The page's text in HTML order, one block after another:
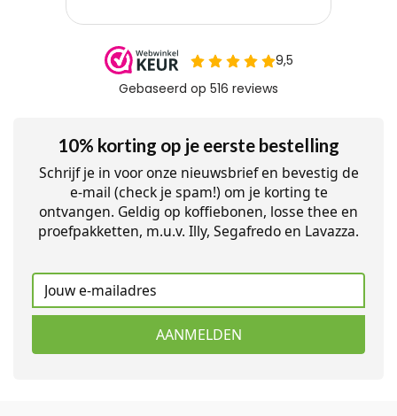
10% korting op je eerste bestelling
Schrijf je in voor onze nieuwsbrief en bevestig de
e-mail (check je spam!) om je korting te
ontvangen. Geldig op koffiebonen, losse thee en
proefpakketten, m.u.v. Illy, Segafredo en Lavazza.
AANMELDEN